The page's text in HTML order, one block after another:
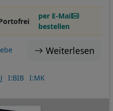
per E-Mail
bestellen
Weiterlesen
I:BIB I:MK